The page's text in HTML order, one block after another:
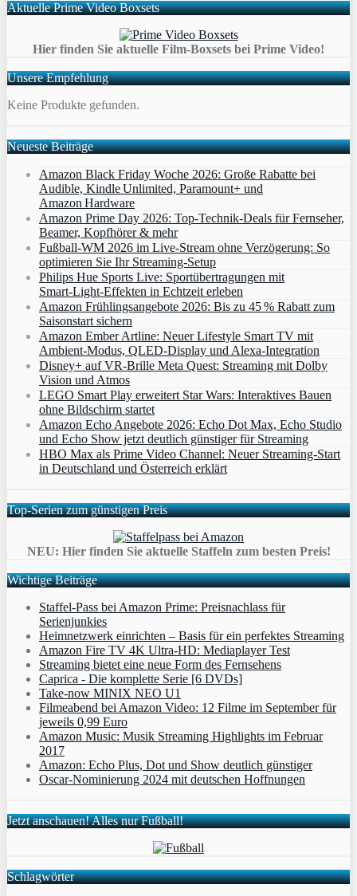
Aktuelle Prime Video Boxsets
Hier finden Sie aktuelle Film-Boxsets bei Prime Video!
Unsere Empfehlung
Keine Produkte gefunden.
Neueste Beiträge
Amazon Black Friday Woche 2026: Große Rabatte bei
Audible, Kindle Unlimited, Paramount+ und
Amazon Hardware
Amazon Prime Day 2026: Top-Technik-Deals für Fernseher,
Beamer, Kopfhörer & mehr
Fußball-WM 2026 im Live-Stream ohne Verzögerung: So
optimieren Sie Ihr Streaming-Setup
Philips Hue Sports Live: Sportübertragungen mit
Smart‑Light‑Effekten in Echtzeit erleben
Amazon Frühlingsangebote 2026: Bis zu 45 % Rabatt zum
Saisonstart sichern
Amazon Ember Artline: Neuer Lifestyle Smart TV mit
Ambient‑Modus, QLED‑Display und Alexa‑Integration
Disney+ auf VR-Brille Meta Quest: Streaming mit Dolby
Vision und Atmos
LEGO Smart Play erweitert Star Wars: Interaktives Bauen
ohne Bildschirm startet
Amazon Echo Angebote 2026: Echo Dot Max, Echo Studio
und Echo Show jetzt deutlich günstiger für Streaming
HBO Max als Prime Video Channel: Neuer Streaming‑Start
in Deutschland und Österreich erklärt
Top-Serien zum günstigen Preis
NEU: Hier finden Sie aktuelle Staffeln zum besten Preis!
Wichtige Beiträge
Staffel-Pass bei Amazon Prime: Preisnachlass für
Serienjunkies
Heimnetzwerk einrichten – Basis für ein perfektes Streaming
Amazon Fire TV 4K Ultra-HD: Mediaplayer Test
Streaming bietet eine neue Form des Fernsehens
Caprica - Die komplette Serie [6 DVDs]
Take-now MINIX NEO U1
Filmeabend bei Amazon Video: 12 Filme im September für
jeweils 0,99 Euro
Amazon Music: Musik Streaming Highlights im Februar
2017
Amazon: Echo Plus, Dot und Show deutlich günstiger
Oscar-Nominierung 2024 mit deutschen Hoffnungen
Jetzt anschauen! Alles nur Fußball!
Schlagwörter